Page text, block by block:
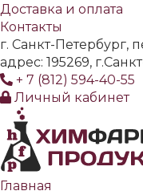
Доставка и оплата
Контакты
г. Санкт-Петербург,
адрес: 195269,
+ 7 (812) 594-40-55
Личный кабинет
Главная